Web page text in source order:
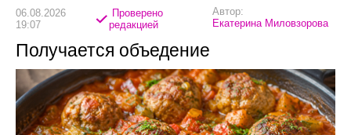
06.08.2026
19:07
Проверено
редакцией
Автор:
Екатерина Миловзорова
Получается объедение